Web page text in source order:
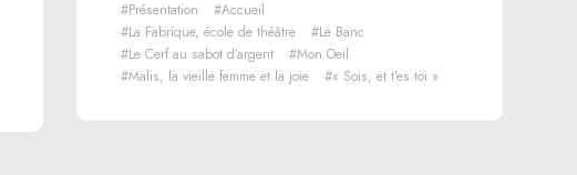
#Présentation
#Accueil
#La Fabrique, école de théâtre
#Le Banc
#Le Cerf au sabot d’argent
#Mon Oeil
#Malis, la vieille femme et la joie
#« Sois, et t’es toi »